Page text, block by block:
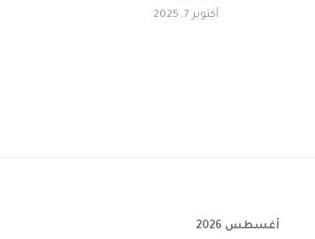
أكتوبر 7, 2025
أغسطس 2026